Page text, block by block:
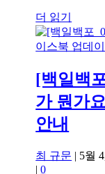
더 읽기
[백일백
가 뭔가
안내
최 규문 | 5월
|0